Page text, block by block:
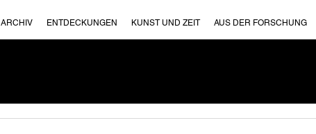
ARCHIV ENTDECKUNGEN KUNST UND ZEIT AUS DER FORSCHUNG